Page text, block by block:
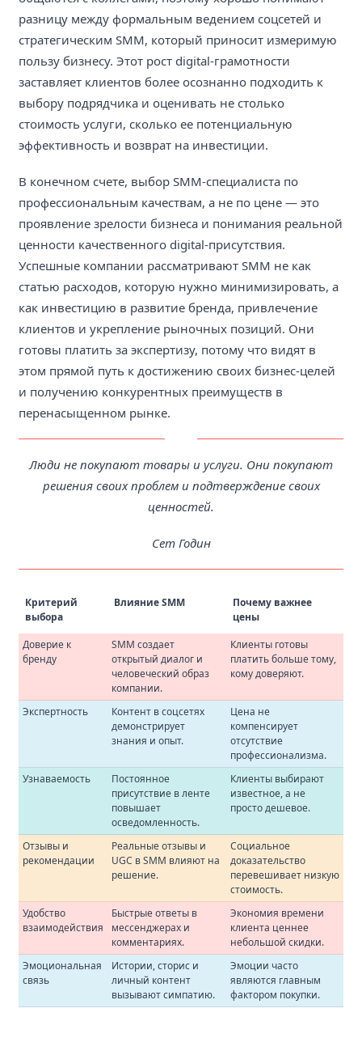
разницу между формальным ведением соцсетей и
стратегическим SMM, который приносит измеримую
пользу бизнесу. Этот рост digital-грамотности
заставляет клиентов более осознанно подходить к
выбору подрядчика и оценивать не столько
стоимость услуги, сколько ее потенциальную
эффективность и возврат на инвестиции.
В конечном счете, выбор SMM-специалиста по
профессиональным качествам, а не по цене — это
проявление зрелости бизнеса и понимания реальной
ценности качественного digital-присутствия.
Успешные компании рассматривают SMM не как
статью расходов, которую нужно минимизировать, а
как инвестицию в развитие бренда, привлечение
клиентов и укрепление рыночных позиций. Они
готовы платить за экспертизу, потому что видят в
этом прямой путь к достижению своих бизнес-целей
и получению конкурентных преимуществ в
перенасыщенном рынке.
Люди не покупают товары и услуги. Они покупают
решения своих проблем и подтверждение своих
ценностей.
Сет Годин
Критерий
выбора
Влияние SMM
Почему важнее
цены
Доверие к
бренду
SMM создает
открытый диалог и
человеческий образ
компании.
Клиенты готовы
платить больше тому,
кому доверяют.
Экспертность
Контент в соцсетях
демонстрирует
знания и опыт.
Цена не
компенсирует
отсутствие
профессионализма.
Узнаваемость
Постоянное
присутствие в ленте
повышает
осведомленность.
Клиенты выбирают
известное, а не
просто дешевое.
Отзывы и
рекомендации
Реальные отзывы и
UGC в SMM влияют на
решение.
Социальное
доказательство
перевешивает низкую
стоимость.
Удобство
взаимодействия
Быстрые ответы в
мессенджерах и
комментариях.
Экономия времени
клиента ценнее
небольшой скидки.
Эмоциональная
связь
Истории, сторис и
личный контент
вызывают симпатию.
Эмоции часто
являются главным
фактором покупки.